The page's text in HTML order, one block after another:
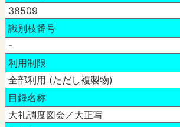
38509
識別枝番号
-
利用制限
全部利用 (ただし複製物)
目録名称
大礼調度図会／大正写